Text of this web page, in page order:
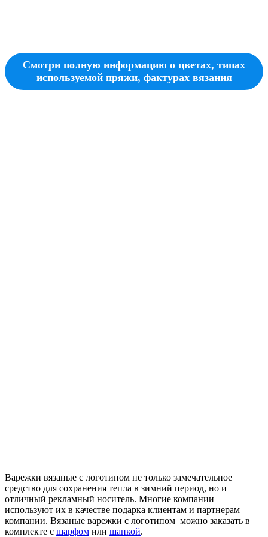
Смотри полную информацию о цветах, типах
используемой пряжи, фактурах вязания
Варежки вязаные с логотипом не только замечательное
средство для сохранения тепла в зимний период, но и
отличный рекламный носитель. Многие компании
используют их в качестве подарка клиентам и партнерам
компании. Вязаные варежки с логотипом можно заказать в
комплекте с шарфом или шапкой.